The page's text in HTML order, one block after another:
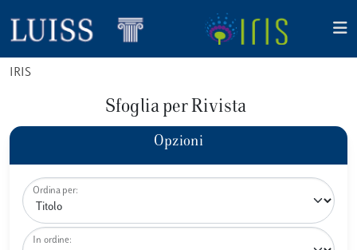
IRIS
Sfoglia per Rivista
Opzioni
Ordina per:
In ordine: